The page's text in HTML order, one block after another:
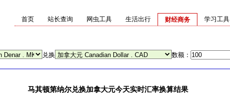
首页 站长查询 网虫工具 生活出行
财经商务
学习工具
兑换 数额：
马其顿第纳尔兑换加拿大元今天实时汇率换算结果